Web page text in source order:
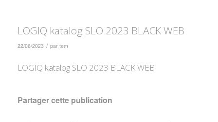
LOGIQ katalog SLO 2023 BLACK WEB
22/06/2023 / par tem
LOGIQ katalog SLO 2023 BLACK WEB
Partager cette publication